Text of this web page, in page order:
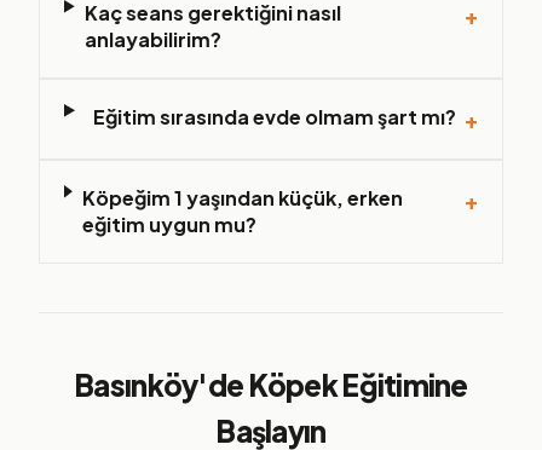
Kaç seans gerektiğini nasıl
anlayabilirim?
+
Eğitim sırasında evde olmam şart mı? +
Köpeğim 1 yaşından küçük, erken
eğitim uygun mu?
+
Basınköy'de Köpek Eğitimine
Başlayın